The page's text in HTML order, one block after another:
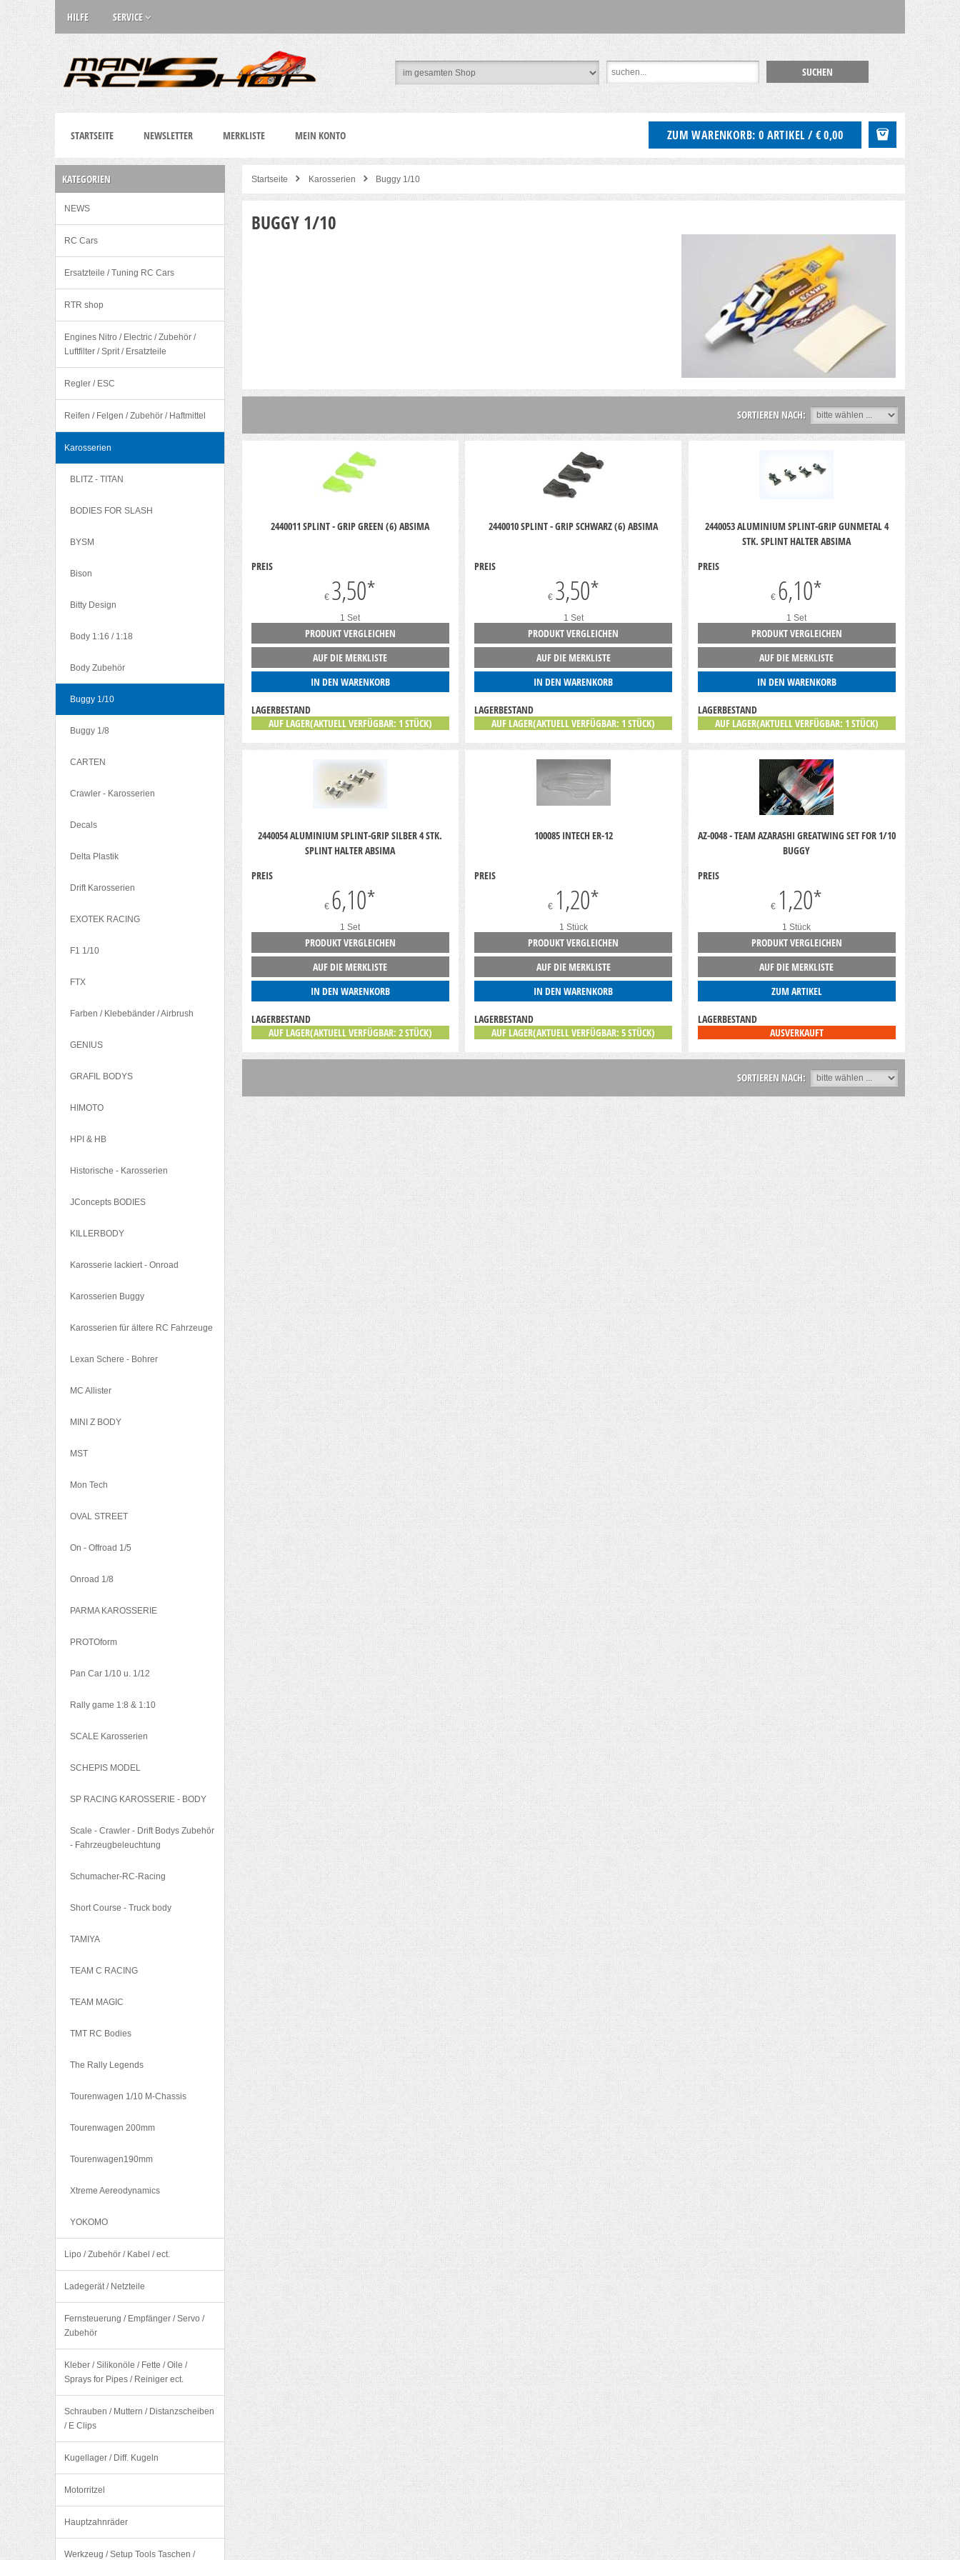
HILFE SERVICE
STARTSEITE NEWSLETTER MERKLISTE MEIN KONTO ZUM WARENKORB: 0 ARTIKEL / € 0,00
Startseite Karosserien Buggy 1/10
BUGGY 1/10
SORTIEREN NACH:
2440011 SPLINT - GRIP GREEN (6) ABSIMA
PREIS
€ 3,50*
1 Set
PRODUKT VERGLEICHEN
AUF DIE MERKLISTE
IN DEN WARENKORB
LAGERBESTAND
AUF LAGER(AKTUELL VERFÜGBAR: 1 STÜCK)
2440010 SPLINT - GRIP SCHWARZ (6) ABSIMA
PREIS
€ 3,50*
1 Set
PRODUKT VERGLEICHEN
AUF DIE MERKLISTE
IN DEN WARENKORB
LAGERBESTAND
AUF LAGER(AKTUELL VERFÜGBAR: 1 STÜCK)
2440053 ALUMINIUM SPLINT-GRIP GUNMETAL 4
STK. SPLINT HALTER ABSIMA
PREIS
€ 6,10*
1 Set
PRODUKT VERGLEICHEN
AUF DIE MERKLISTE
IN DEN WARENKORB
LAGERBESTAND
AUF LAGER(AKTUELL VERFÜGBAR: 1 STÜCK)
2440054 ALUMINIUM SPLINT-GRIP SILBER 4 STK.
SPLINT HALTER ABSIMA
PREIS
€ 6,10*
1 Set
PRODUKT VERGLEICHEN
AUF DIE MERKLISTE
IN DEN WARENKORB
LAGERBESTAND
AUF LAGER(AKTUELL VERFÜGBAR: 2 STÜCK)
100085 INTECH ER-12
PREIS
€ 1,20*
1 Stück
PRODUKT VERGLEICHEN
AUF DIE MERKLISTE
IN DEN WARENKORB
LAGERBESTAND
AUF LAGER(AKTUELL VERFÜGBAR: 5 STÜCK)
AZ-0048 - TEAM AZARASHI GREATWING SET FOR 1/10
BUGGY
PREIS
€ 1,20*
1 Stück
PRODUKT VERGLEICHEN
AUF DIE MERKLISTE
ZUM ARTIKEL
LAGERBESTAND
AUSVERKAUFT
SORTIEREN NACH:
KATEGORIEN
NEWS
RC Cars
Ersatzteile / Tuning RC Cars
RTR shop
Engines Nitro / Electric / Zubehör /
Luftfilter / Sprit / Ersatzteile
Regler / ESC
Reifen / Felgen / Zubehör / Haftmittel
Karosserien
BLITZ - TITAN
BODIES FOR SLASH
BYSM
Bison
Bitty Design
Body 1:16 / 1:18
Body Zubehör
Buggy 1/10
Buggy 1/8
CARTEN
Crawler - Karosserien
Decals
Delta Plastik
Drift Karosserien
EXOTEK RACING
F1 1/10
FTX
Farben / Klebebänder / Airbrush
GENIUS
GRAFIL BODYS
HIMOTO
HPI & HB
Historische - Karosserien
JConcepts BODIES
KILLERBODY
Karosserie lackiert - Onroad
Karosserien Buggy
Karosserien für ältere RC Fahrzeuge
Lexan Schere - Bohrer
MC Allister
MINI Z BODY
MST
Mon Tech
OVAL STREET
On - Offroad 1/5
Onroad 1/8
PARMA KAROSSERIE
PROTOform
Pan Car 1/10 u. 1/12
Rally game 1:8 & 1:10
SCALE Karosserien
SCHEPIS MODEL
SP RACING KAROSSERIE - BODY
Scale - Crawler - Drift Bodys Zubehör
- Fahrzeugbeleuchtung
Schumacher-RC-Racing
Short Course - Truck body
TAMIYA
TEAM C RACING
TEAM MAGIC
TMT RC Bodies
The Rally Legends
Tourenwagen 1/10 M-Chassis
Tourenwagen 200mm
Tourenwagen190mm
Xtreme Aereodynamics
YOKOMO
Lipo / Zubehör / Kabel / ect.
Ladegerät / Netzteile
Fernsteuerung / Empfänger / Servo /
Zubehör
Kleber / Silikonöle / Fette / Oile /
Sprays for Pipes / Reiniger ect.
Schrauben / Muttern / Distanzscheiben
/ E Clips
Kugellager / Diff. Kugeln
Motorritzel
Hauptzahnräder
Werkzeug / Setup Tools Taschen /